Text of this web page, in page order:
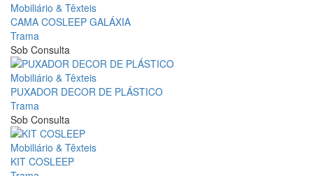
Mobiliário & Têxteis
CAMA COSLEEP GALÁXIA
Trama
Sob Consulta
Mobiliário & Têxteis
PUXADOR DECOR DE PLÁSTICO
Trama
Sob Consulta
Mobiliário & Têxteis
KIT COSLEEP